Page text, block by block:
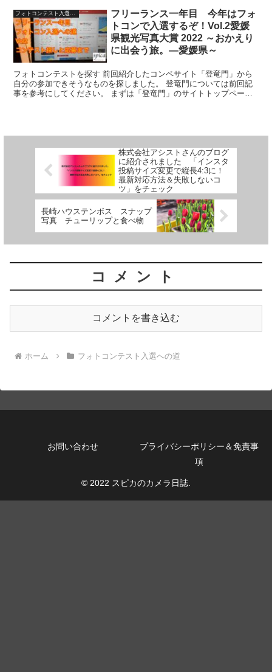
フォトコンテスト入選への道
フリーランス一年目 今年はフォ
トコンで入選するぞ！Vol.2愛媛
県観光写真大賞 2022 ～おかえり
に出会う旅。―愛媛県～
フォトコンテストを探す 前回紹介したコンペサイト「登竜門」から
自分の参加できそうなものを探しました。 登竜門については前回記
事を参考にしてください。 まずは「登竜門」のサイトトップページ
株式会社アシストさんのブログ
に紹介されました 「インスタ
投稿サイズ変更で縦長4:3に！
最新対応方法＆失敗しないコ
ツ」をチェック
長崎ハウステンボス スナップ
写真 チューリップと食べ物
コメント
コメントを書き込む
ホーム フォトコンテスト入選への道
お問い合わせ
プライバシーポリシー＆免責事
項
© 2022 スピカのカメラ日誌.